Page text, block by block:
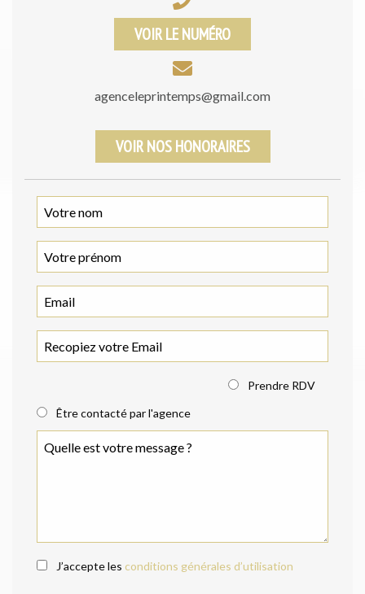
VOIR LE NUMÉRO
agenceleprintemps@gmail.com
VOIR NOS HONORAIRES
Prendre RDV
Être contacté par l'agence
J’accepte les conditions générales d’utilisation